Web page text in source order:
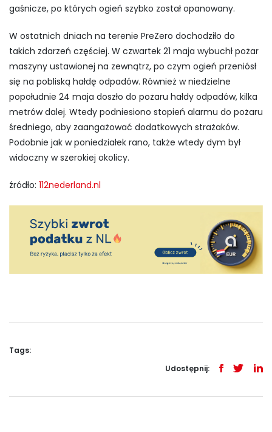
gaśnicze, po których ogień szybko został opanowany.
W ostatnich dniach na terenie PreZero dochodziło do
takich zdarzeń częściej. W czwartek 21 maja wybuchł pożar
maszyny ustawionej na zewnątrz, po czym ogień przeniósł
się na pobliską hałdę odpadów. Również w niedzielne
popołudnie 24 maja doszło do pożaru hałdy odpadów, kilka
metrów dalej. Wtedy podniesiono stopień alarmu do pożaru
średniego, aby zaangażować dodatkowych strażaków.
Podobnie jak w poniedziałek rano, także wtedy dym był
widoczny w szerokiej okolicy.
źródło: 112nederland.nl
Tags:
Udostępnij: